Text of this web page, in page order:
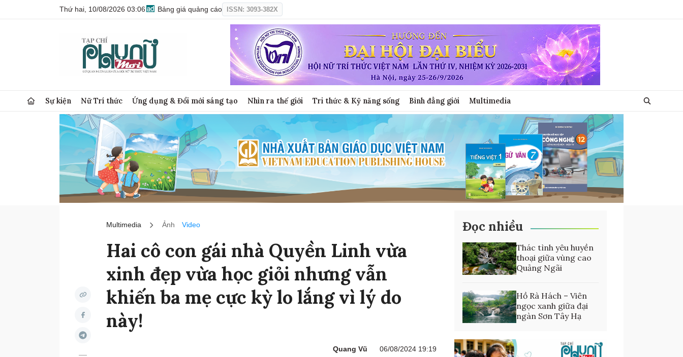
Thứ hai, 10/08/2026 03:06 Bảng giá quảng cáo ISSN: 3093-382X
Sự kiện Nữ Trí thức Ứng dụng & Đổi mới sáng tạo Nhìn ra thế giới Tri thức & Kỹ năng sống Bình đẳng giới Multimedia
Multimedia Ảnh Video
Hai cô con gái nhà Quyền Linh vừa
xinh đẹp vừa học giỏi nhưng vẫn
khiến ba mẹ cực kỳ lo lắng vì lý do
này!
Quang Vũ 06/08/2024 19:19
Đọc nhiều
Thác tình yêu huyền
thoại giữa vùng cao
Quảng Ngãi
Hồ Rà Hách – Viên
ngọc xanh giữa đại
ngàn Sơn Tây Hạ